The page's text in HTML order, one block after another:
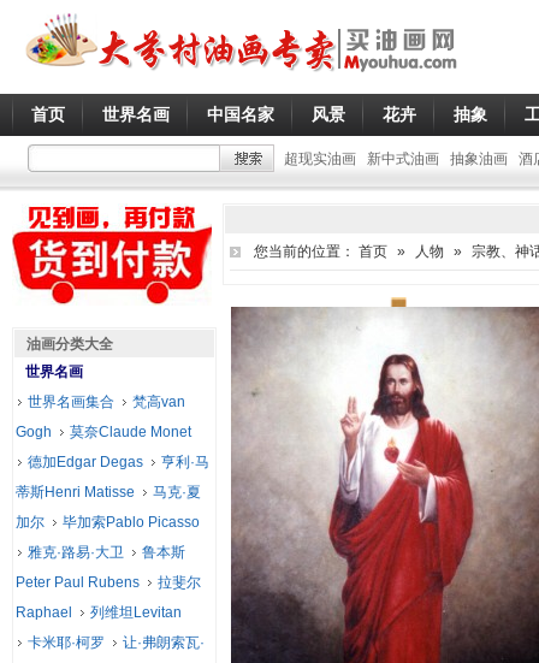
首页 世界名画 中国名家 风景 花卉 抽象
超现实油画 新中式油画 抽象油画 酒
您当前的位置： 首页 » 人物 » 宗教、神
油画分类大全
世界名画
世界名画集合
梵高van
Gogh
莫奈Claude Monet
德加Edgar Degas
亨利·马
蒂斯Henri Matisse
马克·夏
加尔
毕加索Pablo Picasso
雅克·路易·大卫
鲁本斯
Peter Paul Rubens
拉斐尔
Raphael
列维坦Levitan
卡米耶·柯罗
让·弗朗索瓦·